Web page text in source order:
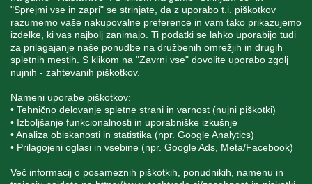
"Sprejmi vse in zapri" se strinjate, da z uporabo t.i. piškotkov
razumemo vaše nakupovalne preference in vam tako prikazujemo
izdelke, ki vas najbolj zanimajo. Ti podatki se lahko uporabijo tudi
za prilagajanje naše ponudbe na družbenih omrežjih in drugih
spletnih mestih. S klikom na "Zavrni vse" dovolite uporabo zgolj
nujnih - zahtevanih piškotkov.
Nameni uporabe piškotkov:
• Tehnično delovanje spletne strani in varnost (nujni piškotki)
• Izboljšanje funkcionalnosti in uporabniške izkušnje
• Analiza obiskanosti in statistika (npr. Google Analytics)
• Prilagojeni oglasi in vsebine (npr. Google Ads, Meta/Facebook)
Več informacij o posameznih piškotkih, ponudnikih, namenu in
STORITEV ZA STRANKE
SPREMLJAJTE NAS
Blatnica 8, 1236 Trzin